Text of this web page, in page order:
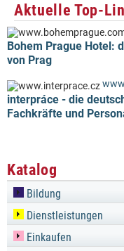
Aktuelle Top-
Bohem Prague Hotel:
von Prag
interpráce - die
Fachkräfte und
Katalog
Bildung
Dienstleistungen
Einkaufen